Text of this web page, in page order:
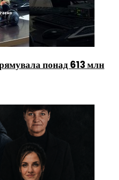
понад 613 млн